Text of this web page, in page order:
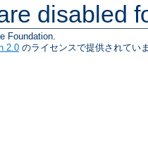
disabled
Foundation.
2.0 のライセンスで提供されてい